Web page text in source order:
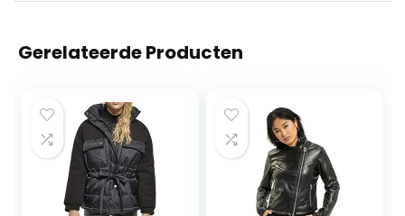
Gerelateerde Producten